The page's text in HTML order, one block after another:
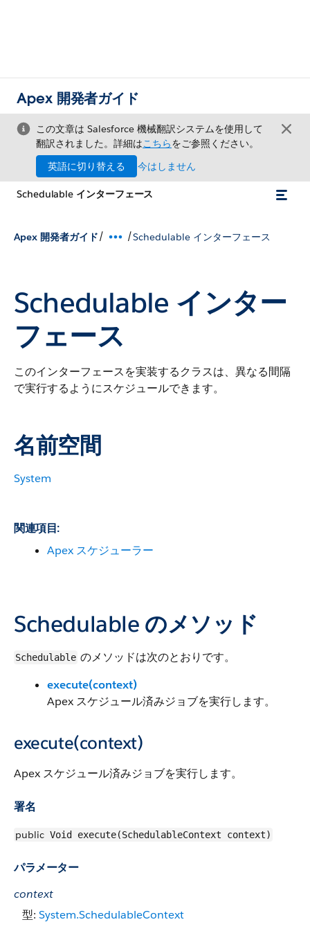
Apex 開発者ガイド
この文章は Salesforce 機械翻訳システムを使用して
翻訳されました。詳細はこちらをご参照ください。
英語に切り替える
今はしません
Schedulable インターフェース
Apex 開発者ガイド/ /Schedulable インターフェース
Schedulable インター
フェース
このインターフェースを実装するクラスは、異なる間隔
で実行するようにスケジュールできます。
名前空間
System
関連項目:
Apex スケジューラー
Schedulable のメソッド
Schedulable のメソッドは次のとおりです。
execute(context)
Apex スケジュール済みジョブを実行します。
execute(context)
Apex スケジュール済みジョブを実行します。
署名
public Void execute(SchedulableContext context)
パラメーター
context
型: System.SchedulableContext